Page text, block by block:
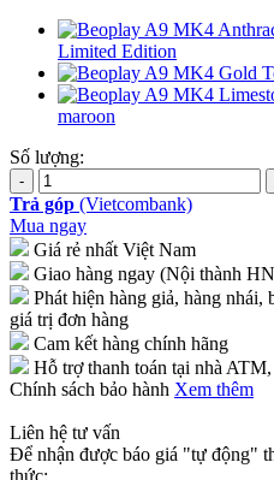
Limited Edition
maroon
Số lượng:
Trả góp (Vietcombank)
Mua ngay
Giá rẻ nhất Việt Nam
Giao hàng ngay (Nội thành
Phát hiện hàng giả, hàng nhái,
giá trị đơn hàng
Cam kết hàng chính hãng
Hỗ trợ thanh toán tại nhà
Chính sách bảo hành Xem thêm
Liên hệ tư vấn
Để nhận được báo giá "tự động"
thức: